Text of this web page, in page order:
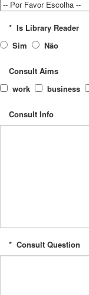
* Is Library Reader
Sim
Não
Consult Aims
work
business
Consult Info
* Consult Question